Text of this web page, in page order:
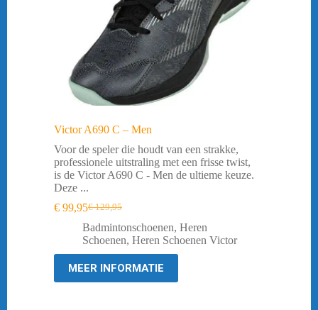
Victor A690 C – Men
Voor de speler die houdt van een strakke,
professionele uitstraling met een frisse twist,
is de Victor A690 C - Men de ultieme keuze.
Deze ...
€129,95
Oorspronkelijke
prijs
was:
€ 99,95Huidige
prijs
is:
Badmintonschoenen, Heren
Schoenen, Heren Schoenen Victor
MEER INFORMATIE